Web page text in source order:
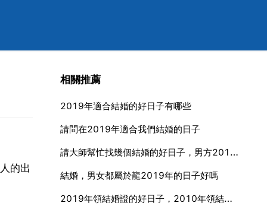
的出
相關推薦
2019年適合結婚的好日子有哪些
請問在2019年適合我們結婚的日子
請大師幫忙找幾個結婚的好日子，男方2019年農曆五月初五,女方2019年農曆十月初七,2019年的結婚吉日
結婚，男女都屬於龍2019年的日子好嗎
2019年領結婚證的好日子，2010年領結婚證的好日子